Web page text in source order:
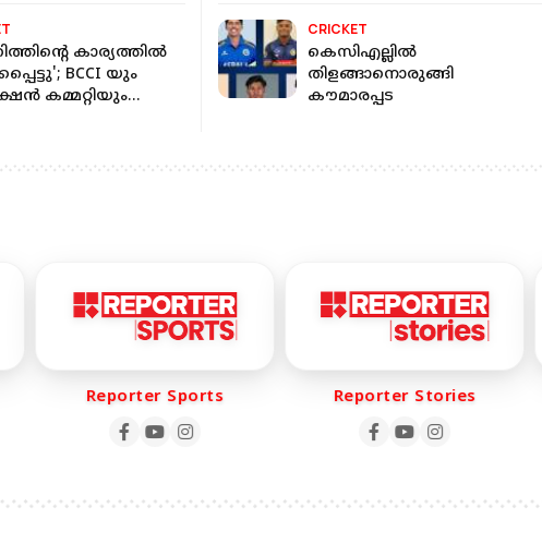
കാര്യത്തിൽ
BCCI യും
കമ്മറ്റിയും
CRICKET
കെസിഎല്ലിൽ
തിളങ്ങാനൊരുങ്ങി
കൗമാരപ്പട
Reporter Sports Reporter Stories